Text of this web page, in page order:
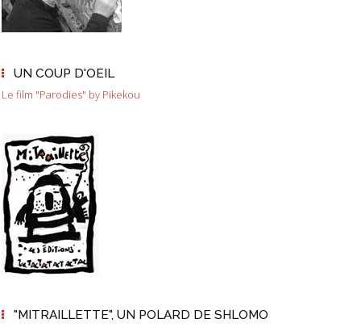
UN COUP D'OEIL
Le film "Parodies" by Pikekou
"MITRAILLETTE", UN POLARD DE SHLOMO